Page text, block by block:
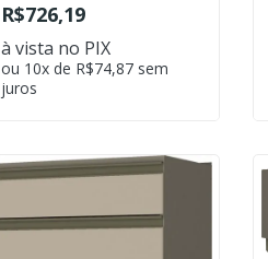
R$726,19
à vista no PIX
ou 10x de R$74,87 sem
juros